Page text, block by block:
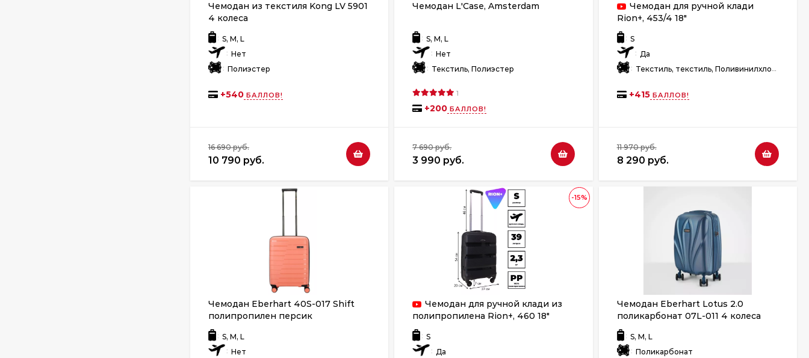
Чемодан из текстиля Kong LV 5901
4 колеса
: S, M, L
: Нет
: Полиэстер
+540 БАЛЛОВ!
16 690 руб.
10 790 руб.
Чемодан L'Case, Amsterdam
: S, M, L
: Нет
: Текстиль, Полиэстер
1
+200 БАЛЛОВ!
7 690 руб.
3 990 руб.
Чемодан для ручной клади
Rion+, 453/4 18"
: S
: Да
: Текстиль, текстиль, Поливинилхлорид
+415БАЛЛОВ!
11 970 руб.
8 290 руб.
Чемодан Eberhart 40S-017 Shift
полипропилен персик
: S, M, L
: Нет
-15%
Чемодан для ручной клади из
полипропилена Rion+, 460 18"
: S
: Да
Чемодан Eberhart Lotus 2.0
поликарбонат 07L-011 4 колеса
синий
: S, M, L
: Поликарбонат